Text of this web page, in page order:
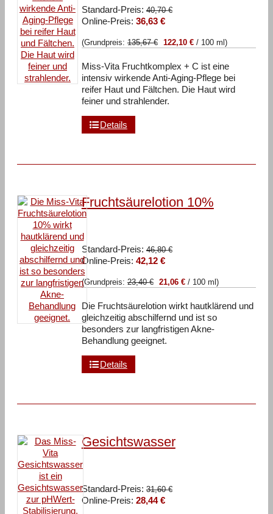
Standard-Preis: 40,70€
40,70 €
Online-Preis: 36,63 €Aktueller
ist:
(Grundpreis:135,67€ 122,10 €/ 100 ml )
Miss-Vita Fruchtkomplex + C ist eine
intensiv wirkende Anti-Aging-Pflege bei
reifer Haut und Fältchen. Die Haut wird
feiner und strahlender.
Details
Fruchtsäurelotion 10%
Standard-Preis: 46,80€
46,80 €
Online-Preis: 42,12 €Aktueller
ist:
(Grundpreis:23,40€ 21,06 €/ 100 ml )
Die Fruchtsäurelotion wirkt hautklärend und
gleichzeitig abschilfernd und ist so
besonders zur langfristigen Akne-
Behandlung geeignet.
Details
Gesichtswasser
Standard-Preis: 31,60€
Online-Preis: 28,44€Aktueller